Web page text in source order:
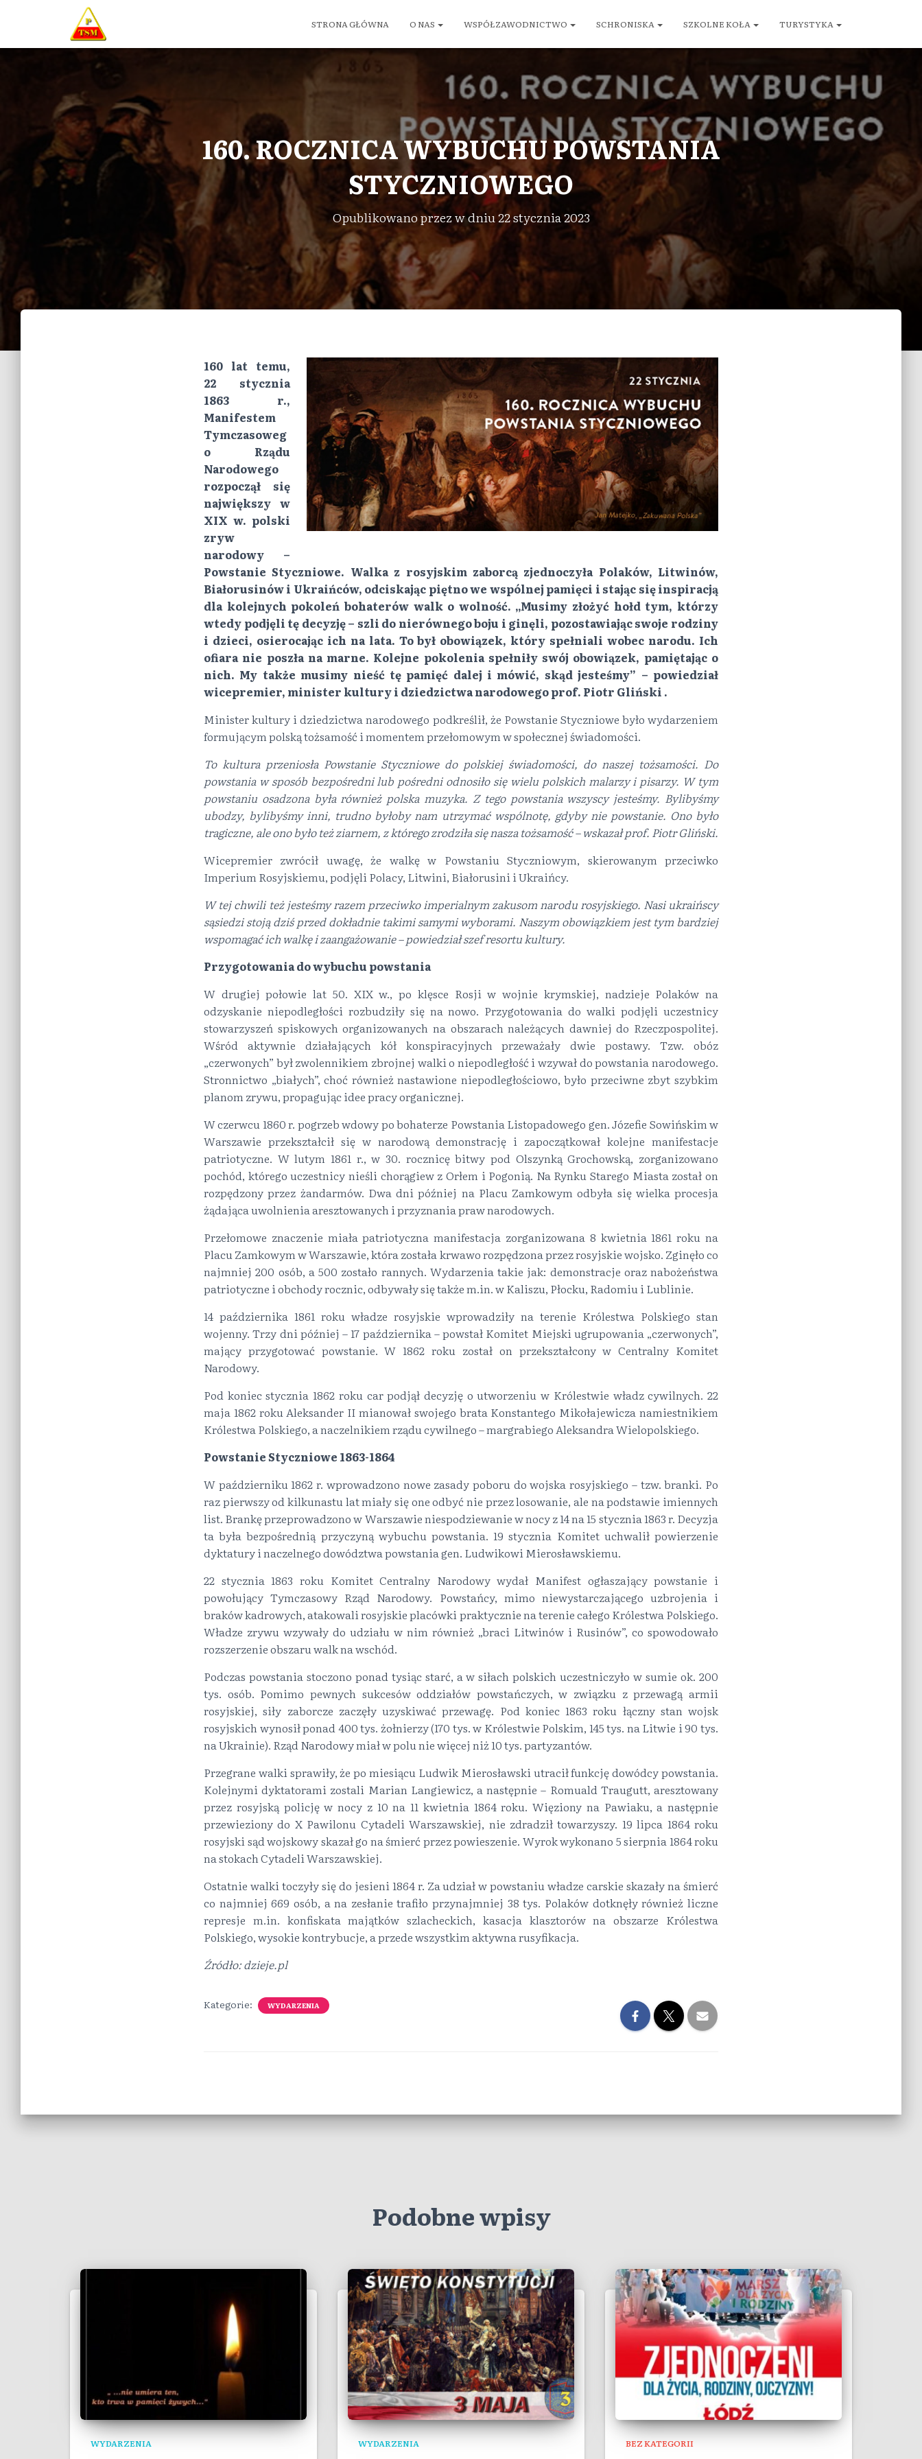
STRONA GŁÓWNA O NAS WSPÓŁZAWODNICTWO SCHRONISKA SZKOLNE KOŁA TURYSTYKA
160. ROCZNICA WYBUCHU POWSTANIA
STYCZNIOWEGO
Opublikowano przezw dniu22 stycznia 2023
160 lat temu,
22 stycznia
1863 r.,
Manifestem
Tymczasoweg
o Rządu
Narodowego
rozpoczął się
największy w
XIX w. polski
zryw
narodowy –
Powstanie Styczniowe. Walka z rosyjskim zaborcą zjednoczyła Polaków, Litwinów,
Białorusinów i Ukraińców, odciskając piętno we wspólnej pamięci i stając się inspiracją
dla kolejnych pokoleń bohaterów walk o wolność. „Musimy złożyć hołd tym, którzy
wtedy podjęli tę decyzję – szli do nierównego boju i ginęli, pozostawiając swoje rodziny
i dzieci, osierocając ich na lata. To był obowiązek, który spełniali wobec narodu. Ich
ofiara nie poszła na marne. Kolejne pokolenia spełniły swój obowiązek, pamiętając o
nich. My także musimy nieść tę pamięć dalej i mówić, skąd jesteśmy” – powiedział
wicepremier, minister kultury i dziedzictwa narodowego prof. Piotr Gliński .
Minister kultury i dziedzictwa narodowego podkreślił, że Powstanie Styczniowe było wydarzeniem
formującym polską tożsamość i momentem przełomowym w społecznej świadomości.
To kultura przeniosła Powstanie Styczniowe do polskiej świadomości, do naszej tożsamości. Do
powstania w sposób bezpośredni lub pośredni odnosiło się wielu polskich malarzy i pisarzy. W tym
powstaniu osadzona była również polska muzyka. Z tego powstania wszyscy jesteśmy. Bylibyśmy
ubodzy, bylibyśmy inni, trudno byłoby nam utrzymać wspólnotę, gdyby nie powstanie. Ono było
tragiczne, ale ono było też ziarnem, z którego zrodziła się nasza tożsamość – wskazał prof. Piotr Gliński.
Wicepremier zwrócił uwagę, że walkę w Powstaniu Styczniowym, skierowanym przeciwko
Imperium Rosyjskiemu, podjęli Polacy, Litwini, Białorusini i Ukraińcy.
W tej chwili też jesteśmy razem przeciwko imperialnym zakusom narodu rosyjskiego. Nasi ukraińscy
sąsiedzi stoją dziś przed dokładnie takimi samymi wyborami. Naszym obowiązkiem jest tym bardziej
wspomagać ich walkę i zaangażowanie – powiedział szef resortu kultury.
Przygotowania do wybuchu powstania
W drugiej połowie lat 50. XIX w., po klęsce Rosji w wojnie krymskiej, nadzieje Polaków na
odzyskanie niepodległości rozbudziły się na nowo. Przygotowania do walki podjęli uczestnicy
stowarzyszeń spiskowych organizowanych na obszarach należących dawniej do Rzeczpospolitej.
Wśród aktywnie działających kół konspiracyjnych przeważały dwie postawy. Tzw. obóz
„czerwonych” był zwolennikiem zbrojnej walki o niepodległość i wzywał do powstania narodowego.
Stronnictwo „białych”, choć również nastawione niepodległościowo, było przeciwne zbyt szybkim
planom zrywu, propagując idee pracy organicznej.
W czerwcu 1860 r. pogrzeb wdowy po bohaterze Powstania Listopadowego gen. Józefie Sowińskim w
Warszawie przekształcił się w narodową demonstrację i zapoczątkował kolejne manifestacje
patriotyczne. W lutym 1861 r., w 30. rocznicę bitwy pod Olszynką Grochowską, zorganizowano
pochód, którego uczestnicy nieśli chorągiew z Orłem i Pogonią. Na Rynku Starego Miasta został on
rozpędzony przez żandarmów. Dwa dni później na Placu Zamkowym odbyła się wielka procesja
żądająca uwolnienia aresztowanych i przyznania praw narodowych.
Przełomowe znaczenie miała patriotyczna manifestacja zorganizowana 8 kwietnia 1861 roku na
Placu Zamkowym w Warszawie, która została krwawo rozpędzona przez rosyjskie wojsko. Zginęło co
najmniej 200 osób, a 500 zostało rannych. Wydarzenia takie jak: demonstracje oraz nabożeństwa
patriotyczne i obchody rocznic, odbywały się także m.in. w Kaliszu, Płocku, Radomiu i Lublinie.
14 października 1861 roku władze rosyjskie wprowadziły na terenie Królestwa Polskiego stan
wojenny. Trzy dni później – 17 października – powstał Komitet Miejski ugrupowania „czerwonych”,
mający przygotować powstanie. W 1862 roku został on przekształcony w Centralny Komitet
Narodowy.
Pod koniec stycznia 1862 roku car podjął decyzję o utworzeniu w Królestwie władz cywilnych. 22
maja 1862 roku Aleksander II mianował swojego brata Konstantego Mikołajewicza namiestnikiem
Królestwa Polskiego, a naczelnikiem rządu cywilnego – margrabiego Aleksandra Wielopolskiego.
Powstanie Styczniowe 1863-1864
W październiku 1862 r. wprowadzono nowe zasady poboru do wojska rosyjskiego – tzw. branki. Po
raz pierwszy od kilkunastu lat miały się one odbyć nie przez losowanie, ale na podstawie imiennych
list. Brankę przeprowadzono w Warszawie niespodziewanie w nocy z 14 na 15 stycznia 1863 r. Decyzja
ta była bezpośrednią przyczyną wybuchu powstania. 19 stycznia Komitet uchwalił powierzenie
dyktatury i naczelnego dowództwa powstania gen. Ludwikowi Mierosławskiemu.
22 stycznia 1863 roku Komitet Centralny Narodowy wydał Manifest ogłaszający powstanie i
powołujący Tymczasowy Rząd Narodowy. Powstańcy, mimo niewystarczającego uzbrojenia i
braków kadrowych, atakowali rosyjskie placówki praktycznie na terenie całego Królestwa Polskiego.
Władze zrywu wzywały do udziału w nim również „braci Litwinów i Rusinów”, co spowodowało
rozszerzenie obszaru walk na wschód.
Podczas powstania stoczono ponad tysiąc starć, a w siłach polskich uczestniczyło w sumie ok. 200
tys. osób. Pomimo pewnych sukcesów oddziałów powstańczych, w związku z przewagą armii
rosyjskiej, siły zaborcze zaczęły uzyskiwać przewagę. Pod koniec 1863 roku łączny stan wojsk
rosyjskich wynosił ponad 400 tys. żołnierzy (170 tys. w Królestwie Polskim, 145 tys. na Litwie i 90 tys.
na Ukrainie). Rząd Narodowy miał w polu nie więcej niż 10 tys. partyzantów.
Przegrane walki sprawiły, że po miesiącu Ludwik Mierosławski utracił funkcję dowódcy powstania.
Kolejnymi dyktatorami zostali Marian Langiewicz, a następnie – Romuald Traugutt, aresztowany
przez rosyjską policję w nocy z 10 na 11 kwietnia 1864 roku. Więziony na Pawiaku, a następnie
przewieziony do X Pawilonu Cytadeli Warszawskiej, nie zdradził towarzyszy. 19 lipca 1864 roku
rosyjski sąd wojskowy skazał go na śmierć przez powieszenie. Wyrok wykonano 5 sierpnia 1864 roku
na stokach Cytadeli Warszawskiej.
Ostatnie walki toczyły się do jesieni 1864 r. Za udział w powstaniu władze carskie skazały na śmierć
co najmniej 669 osób, a na zesłanie trafiło przynajmniej 38 tys. Polaków dotknęły również liczne
represje m.in. konfiskata majątków szlacheckich, kasacja klasztorów na obszarze Królestwa
Polskiego, wysokie kontrybucje, a przede wszystkim aktywna rusyfikacja.
Źródło: dzieje.pl
Kategorie: WYDARZENIA
Podobne wpisy
WYDARZENIA WYDARZENIA BEZ KATEGORII